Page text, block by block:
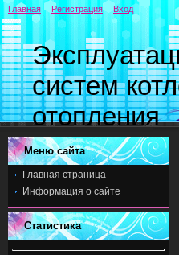
систем
отопления
Главная Регистрация Вход
Меню сайта
Главная страница
Информация о сайте
Статистика